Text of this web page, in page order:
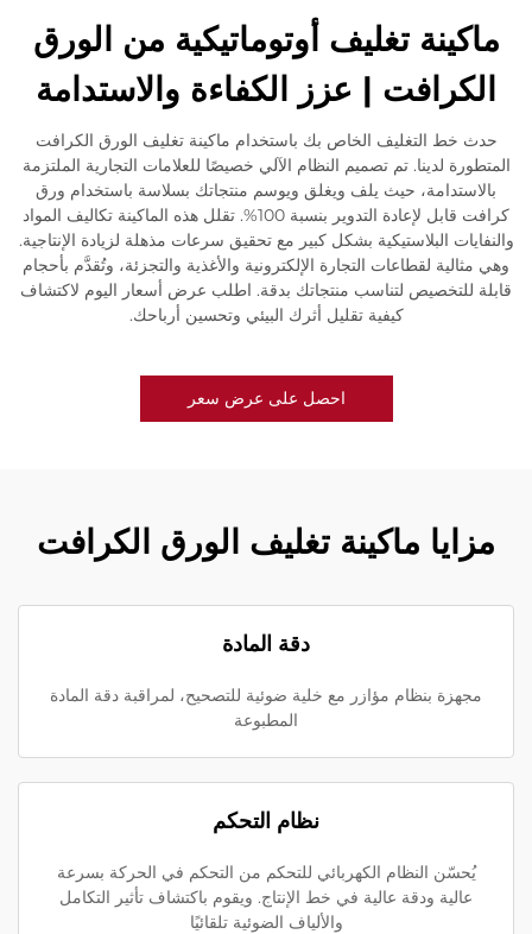
ماكينة تغليف أوتوماتيكية من الورق
الكرافت | عزز الكفاءة والاستدامة
حدث خط التغليف الخاص بك باستخدام ماكينة تغليف الورق الكرافت
المتطورة لدينا. تم تصميم النظام الآلي خصيصًا للعلامات التجارية الملتزمة
بالاستدامة، حيث يلف ويغلق ويوسم منتجاتك بسلاسة باستخدام ورق
كرافت قابل لإعادة التدوير بنسبة 100%. تقلل هذه الماكينة تكاليف المواد
والنفايات البلاستيكية بشكل كبير مع تحقيق سرعات مذهلة لزيادة الإنتاجية.
وهي مثالية لقطاعات التجارة الإلكترونية والأغذية والتجزئة، وتُقدَّم بأحجام
قابلة للتخصيص لتناسب منتجاتك بدقة. اطلب عرض أسعار اليوم لاكتشاف
كيفية تقليل أثرك البيئي وتحسين أرباحك.
احصل على عرض سعر
مزايا ماكينة تغليف الورق الكرافت
دقة المادة
مجهزة بنظام مؤازر مع خلية ضوئية للتصحيح، لمراقبة دقة المادة
المطبوعة
نظام التحكم
يُحسّن النظام الكهربائي للتحكم من التحكم في الحركة بسرعة
عالية ودقة عالية في خط الإنتاج. ويقوم باكتشاف تأثير التكامل
والألياف الضوئية تلقائيًا